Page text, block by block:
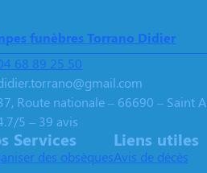
funèbres Torrano Didier
68 89 25 50
Route nationale – 66690 – Saint
5 – 39 avis
Services
des obsèques
Liens utiles
Avis de décès